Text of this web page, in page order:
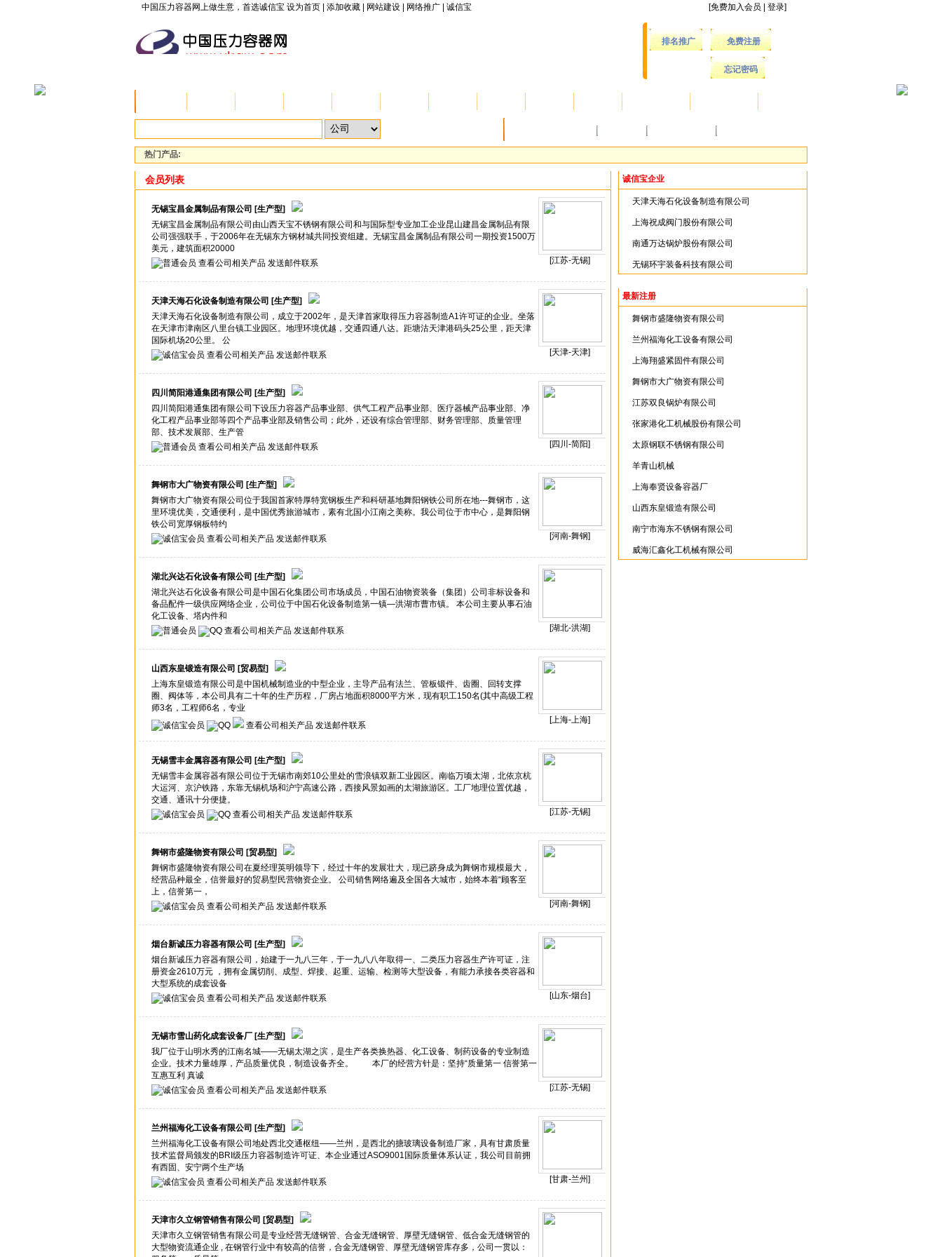
中国压力容器网上做生意，首选诚信宝 设为首页 添加收藏 网站建设 网络推广 诚信宝 [免费加入会员 登录]
排名推广 免费注册
忘记密码
热门产品:
会员列表
无锡宝昌金属制品有限公司 [生产型]
无锡宝昌金属制品有限公司由山西天宝不锈钢有限公司和与国际型专业加工企业昆山建昌金属制品有限
公司强强联手，于2006年在无锡东方钢材城共同投资组建。无锡宝昌金属制品有限公司一期投资1500万
美元，建筑面积20000
查看公司相关产品 发送邮件联系 [江苏-无锡]
天津天海石化设备制造有限公司 [生产型]
天津天海石化设备制造有限公司，成立于2002年，是天津首家取得压力容器制造A1许可证的企业。坐落
在天津市津南区八里台镇工业园区。地理环境优越，交通四通八达。距塘沽天津港码头25公里，距天津
国际机场20公里。 公
查看公司相关产品 发送邮件联系 [天津-天津]
四川简阳港通集团有限公司 [生产型]
四川简阳港通集团有限公司下设压力容器产品事业部、供气工程产品事业部、医疗器械产品事业部、净
化工程产品事业部等四个产品事业部及销售公司；此外，还设有综合管理部、财务管理部、质量管理
部、技术发展部、生产管
查看公司相关产品 发送邮件联系 [四川-简阳]
舞钢市大广物资有限公司 [生产型]
舞钢市大广物资有限公司位于我国首家特厚特宽钢板生产和科研基地舞阳钢铁公司所在地---舞钢市，这
里环境优美，交通便利，是中国优秀旅游城市，素有北国小江南之美称。我公司位于市中心，是舞阳钢
铁公司宽厚钢板特约
查看公司相关产品 发送邮件联系 [河南-舞钢]
湖北兴达石化设备有限公司 [生产型]
湖北兴达石化设备有限公司是中国石化集团公司市场成员，中国石油物资装备（集团）公司非标设备和
备品配件一级供应网络企业，公司位于中国石化设备制造第一镇―洪湖市曹市镇。 本公司主要从事石油
化工设备、塔内件和
查看公司相关产品 发送邮件联系 [湖北-洪湖]
山西东皇锻造有限公司 [贸易型]
上海东皇锻造有限公司是中国机械制造业的中型企业，主导产品有法兰、管板锻件、齿圈、回转支撑
圈、阀体等，本公司具有二十年的生产历程，厂房占地面积8000平方米，现有职工150名(其中高级工程
师3名，工程师6名，专业
查看公司相关产品 发送邮件联系
[上海-上海]
无锡雪丰金属容器有限公司 [生产型]
无锡雪丰金属容器有限公司位于无锡市南郊10公里处的雪浪镇双新工业园区。南临万顷太湖，北依京杭
大运河、京沪铁路，东靠无锡机场和沪宁高速公路，西接风景如画的太湖旅游区。工厂地理位置优越，
交通、通讯十分便捷。
查看公司相关产品 发送邮件联系 [江苏-无锡]
舞钢市盛隆物资有限公司 [贸易型]
舞钢市盛隆物资有限公司在夏经理英明领导下，经过十年的发展壮大，现已跻身成为舞钢市规模最大，
经营品种最全，信誉最好的贸易型民营物资企业。 公司销售网络遍及全国各大城市，始终本着“顾客至
上，信誉第一，
查看公司相关产品 发送邮件联系 [河南-舞钢]
烟台新诚压力容器有限公司 [生产型]
烟台新诚压力容器有限公司，始建于一九八三年，于一九八八年取得一、二类压力容器生产许可证，注
册资金2610万元 ，拥有金属切削、成型、焊接、起重、运输、检测等大型设备，有能力承接各类容器和
大型系统的成套设备
查看公司相关产品 发送邮件联系 [山东-烟台]
无锡市雪山药化成套设备厂 [生产型]
我厂位于山明水秀的江南名城――无锡太湖之滨，是生产各类换热器、化工设备、制药设备的专业制造
企业。技术力量雄厚，产品质量优良，制造设备齐全。 本厂的经营方针是：坚持“质量第一 信誉第一
互惠互利 真诚
查看公司相关产品 发送邮件联系 [江苏-无锡]
兰州福海化工设备有限公司 [生产型]
兰州福海化工设备有限公司地处西北交通枢纽——兰州，是西北的搪玻璃设备制造厂家，具有甘肃质量
技术监督局颁发的BRI级压力容器制造许可证、本企业通过ASO9001国际质量体系认证，我公司目前拥
有西固、安宁两个生产场
查看公司相关产品 发送邮件联系 [甘肃-兰州]
天津市久立钢管销售有限公司 [贸易型]
天津市久立钢管销售有限公司是专业经营无缝钢管、合金无缝钢管、厚壁无缝钢管、低合金无缝钢管的
大型物资流通企业 , 在钢管行业中有较高的信誉，合金无缝钢管、厚壁无缝钢管库存多，公司一贯以：
诚信宝企业
天津天海石化设备制造有限公司
上海祝成阀门股份有限公司
南通万达锅炉股份有限公司
无锡环宇装备科技有限公司
最新注册
舞钢市盛隆物资有限公司
兰州福海化工设备有限公司
上海翔盛紧固件有限公司
舞钢市大广物资有限公司
江苏双良锅炉有限公司
张家港化工机械股份有限公司
太原钢联不锈钢有限公司
羊青山机械
上海奉贤设备容器厂
山西东皇锻造有限公司
南宁市海东不锈钢有限公司
威海汇鑫化工机械有限公司